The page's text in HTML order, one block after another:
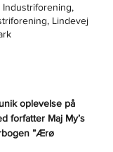
Lindevej
oplevelse på
forfatter Maj My’s
”Ærø